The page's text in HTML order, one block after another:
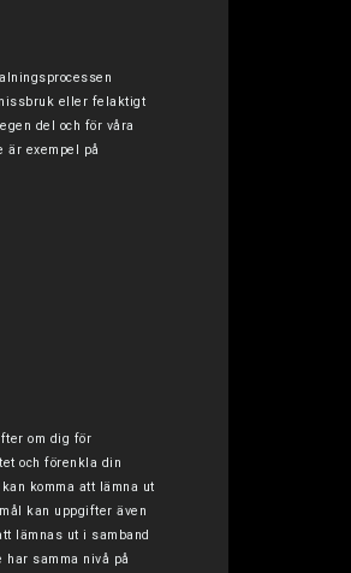
eller felaktigt
del och för våra
exempel på
om dig för
och förenkla din
komma att lämna ut
kan uppgifter även
lämnas ut i samband
har samma nivå på